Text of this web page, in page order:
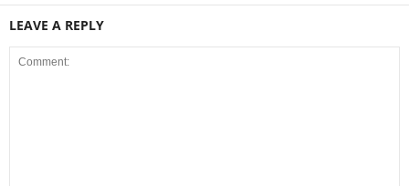
LEAVE A REPLY